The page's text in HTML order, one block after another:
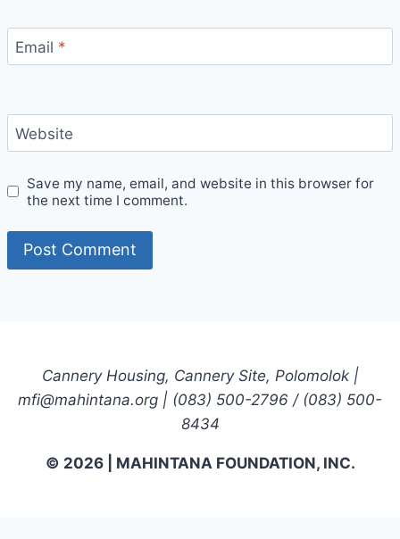
Email *
Website
Save my name, email, and website in this browser for
the next time I comment.
Cannery Housing, Cannery Site, Polomolok |
mfi@mahintana.org | (083) 500-2796 / (083) 500-
8434
© 2026 | MAHINTANA FOUNDATION, INC.